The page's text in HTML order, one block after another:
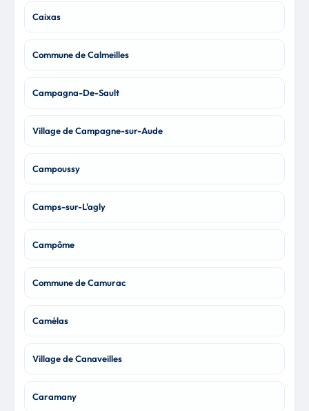
Caixas
Commune de Calmeilles
Campagna-De-Sault
Village de Campagne-sur-Aude
Campoussy
Camps-sur-L'agly
Campôme
Commune de Camurac
Camélas
Village de Canaveilles
Caramany